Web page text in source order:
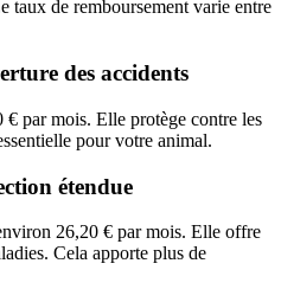
taux de remboursement varie entre
des accidents
€ par mois. Elle protège contre les
pour votre animal.
étendue
26,20 € par mois. Elle offre
Cela apporte plus de